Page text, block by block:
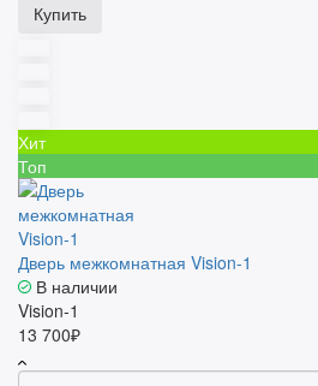
Купить
Хит
Топ
Дверь межкомнатная Vision-1
В наличии
Vision-1
13 700₽